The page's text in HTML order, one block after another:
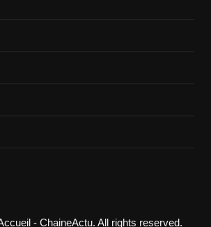
- ChaineActu. All rights reserved.